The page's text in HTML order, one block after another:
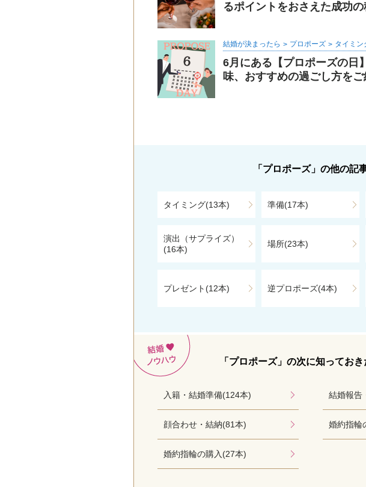
るポイントをおさえた成功
結婚が決まったら プロポーズ タイミン
6月にある【プロポーズの日
味、おすすめの過ごし方をご
「プロポーズ」の他の記
タイミング(13本) 準備(17本)
演出（サプライズ）
(16本)
場所(23本)
プレゼント(12本) 逆プロポーズ(4本)
「プロポーズ」 の次に知っておき
入籍・結婚準備(124本) 結婚報告
顔合わせ・結納(81本) 婚約指輪
婚約指輪の購入(27本)